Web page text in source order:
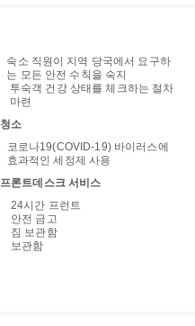
숙소 직원이 지역 당국에서 요구하
는 모든 안전 수칙을 숙지
투숙객 건강 상태를 체크하는 절차
마련
청소
코로나19(COVID-19) 바이러스에
효과적인 세정제 사용
프론트데스크 서비스
24시간 프런트
안전 금고
짐 보관함
보관함